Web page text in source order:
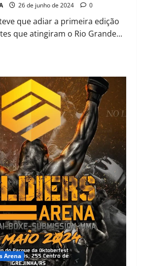
26 de junho de 2024 0
que adiar a primeira edição
que atingiram o Rio Grande...
Arena